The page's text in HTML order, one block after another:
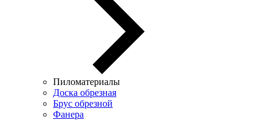
Пиломатериалы
Доска обрезная
Брус обрезной
Фанера